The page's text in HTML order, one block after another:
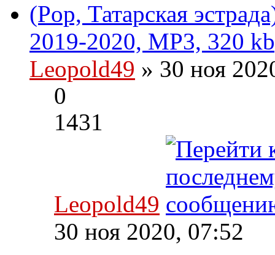
(Pop, Татарская
2019-2020, MP3, 320
Leopold49 » 30 ноя
0
1431
Leopold49
30 ноя 2020, 07:52